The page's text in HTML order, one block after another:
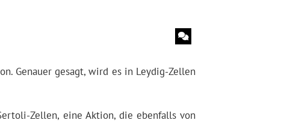
Genauer gesagt, wird es in Leydig-Zellen
Zellen, eine Aktion, die ebenfalls von